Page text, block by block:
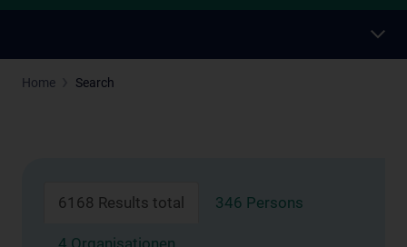
Home Search
6168 Results total 346 Persons
4 Organisationen